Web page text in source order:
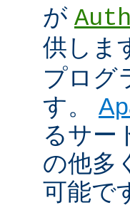
が
供しま
プログ
す。
るサー
の他多
可能で